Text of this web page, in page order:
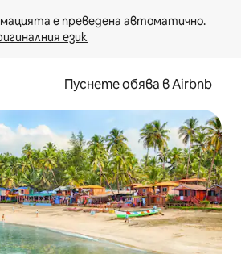
език
Пуснете обява в Airbnb